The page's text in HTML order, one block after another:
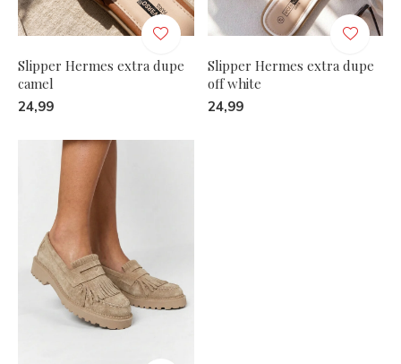
Slipper Hermes extra dupe
camel
24,99
Slipper Hermes extra dupe
off white
24,99